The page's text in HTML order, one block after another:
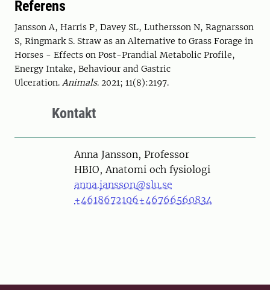
Referens
Jansson A, Harris P, Davey SL, Luthersson N, Ragnarsson
S, Ringmark S. Straw as an Alternative to Grass Forage in
Horses - Effects on Post-Prandial Metabolic Profile,
Energy Intake, Behaviour and Gastric
Ulceration. Animals. 2021; 11(8):2197.
Kontakt
PersonAnna Jansson, Professor
HBIO, Anatomi och fysiologi
anna.jansson@slu.se
+4618672106+46766560834